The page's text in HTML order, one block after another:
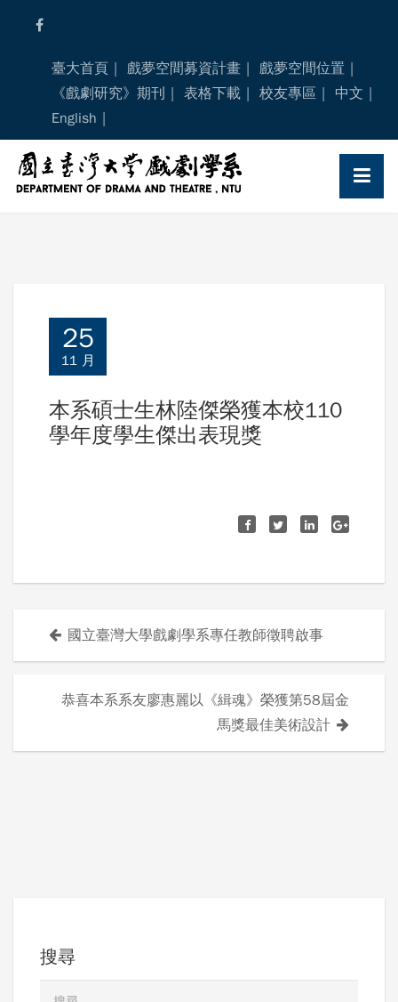
臺大首頁 戲夢空間募資計畫
戲夢空間位置
《戲劇研究》期刊
表格下載 校友專區
中文
English
25
11 月
本系碩士生林陸傑榮獲本校110
學年度學生傑出表現獎
文
覽
國立臺灣大學戲劇學系專任教師徵聘啟事
恭喜本系系友廖惠麗以《緝魂》榮獲第58屆金
馬獎最佳美術設計
搜尋